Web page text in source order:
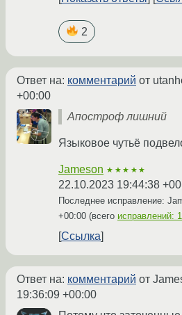
2
Ответ на: комментарий от
+00:00
Апостроф лишний
Языковое чутьё
Jameson ★★★★★
22.10.2023 19:44:38
Последнее исправление:
+00:00 (всего исправлений: 1
Ссылка
Ответ на: комментарий от
19:36:09 +00:00